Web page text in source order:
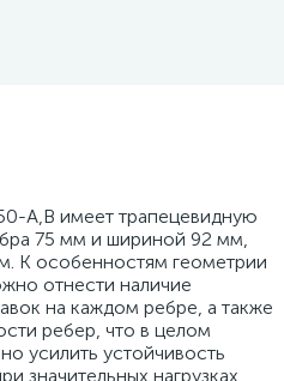
A,B имеет трапецевидную
75 мм и шириной 92 мм,
К особенностям геометрии
отнести наличие
на каждом ребре, а также
ребер, что в целом
усилить устойчивость
значительных нагрузках.